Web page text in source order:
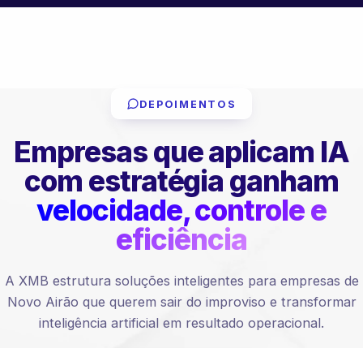
DEPOIMENTOS
Empresas que aplicam IA
com estratégia ganham
velocidade, controle e
eficiência
A XMB estrutura soluções inteligentes para empresas de
Novo Airão que querem sair do improviso e transformar
inteligência artificial em resultado operacional.